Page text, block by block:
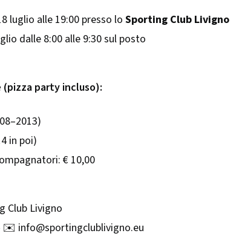
luglio alle 19:00 presso loSporting Club Livigno
dalle 8:00 alle 9:30 sul posto
(pizza party incluso):
in poi)
€ 10,00
Club Livigno
✉️ info@sportingclublivigno.eu